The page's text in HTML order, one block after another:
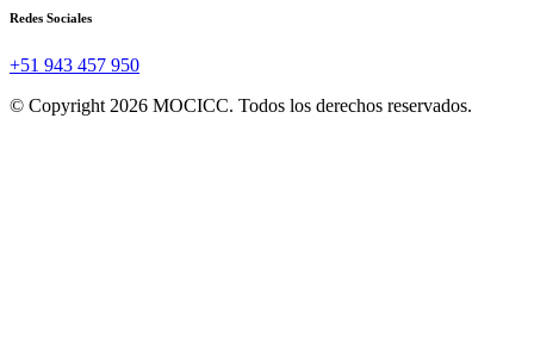
Redes Sociales
+51 943 457 950
© Copyright 2026 MOCICC. Todos los derechos reservados.